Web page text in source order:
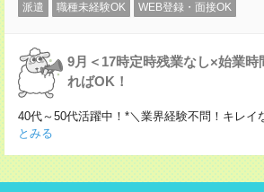
派遣 職種未経験OK WEB登録・面接OK
9月＜17時定時残業なし×始業時
ればOK！
40代～50代活躍中！*＼業界経験不問！キレイ
とみる